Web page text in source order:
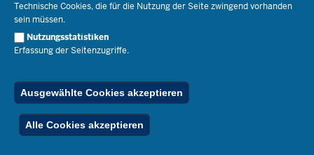
Technische Cookies, die für die Nutzung der Seite zwingend vorhanden
sein müssen.
Nutzungsstatistiken
Erfassung der Seitenzugriffe.
Ausgewählte Cookies akzeptieren
Alle Cookies akzeptieren
Bibliothek
Veranstaltungen
Geschäftsbereich
Social Media
Pressekontakt
Schule(n) suchen
Kontakt
Der Weg zu uns
Publikationen
RSS-Feed
Ferienordnung
© 2026 Bildungsportal NRW
Below
Footer
Menu
Inhalt Impressum Datenschutz